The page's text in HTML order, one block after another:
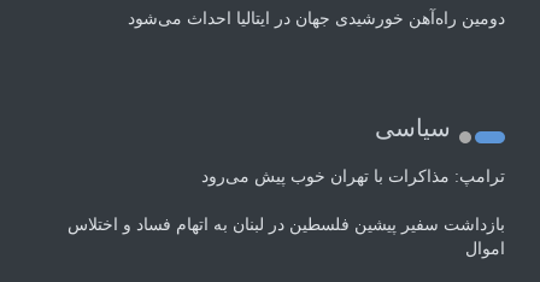
دومین راه‌آهن خورشیدی جهان در ایتالیا احداث می‌شود
سیاسی
ترامپ: مذاکرات با تهران خوب پیش می‌رود
بازداشت سفیر پیشین فلسطین در لبنان به اتهام فساد و اختلاس
اموال